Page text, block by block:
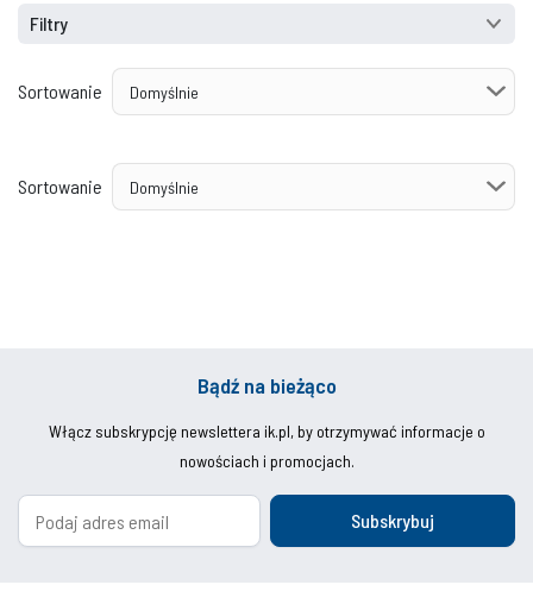
Filtry
Sortowanie
Sortowanie
Bądź na bieżąco
Włącz subskrypcję newslettera ik.pl, by otrzymywać informacje o
nowościach i promocjach.
Subskrybuj